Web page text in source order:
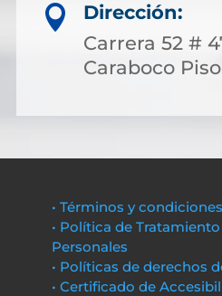

Dirección:
Carrera 52 #
Caraboco
• Términos y condiciones
• Política de
Personales
• Políticas de derechos
• Certificado de